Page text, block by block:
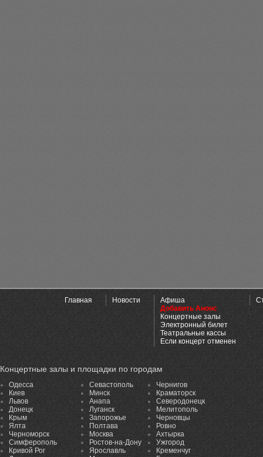
Главная Новости
Афиша
Добавить Анонс
Концертные залы
Электронный билет
Театральные кассы
Если концерт отменен
Концертные залы и площадки по городам
Одесса
Киев
Львов
Донецк
Крым
Ялта
Черноморск
Симферополь
Кривой Рог
Севастополь
Минск
Анапа
Луганск
Запорожье
Полтава
Москва
Ростов-на-Дону
Ярославль
Чернигов
Краматорск
Северодонецк
Мелитополь
Черновцы
Ровно
Ахтырка
Ужгород
Кременчуг